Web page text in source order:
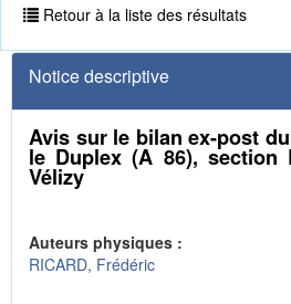
Retour à la liste des résultats
Notice descriptive
Avis sur le bilan ex-post
le Duplex (A 86), section
Vélizy
Auteurs physiques :
RICARD, Frédéric